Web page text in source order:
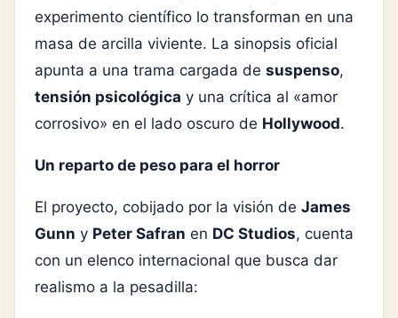
experimento científico lo transforman en una
masa de arcilla viviente. La sinopsis oficial
apunta a una trama cargada de suspenso,
tensión psicológica y una crítica al «amor
corrosivo» en el lado oscuro de Hollywood.
Un reparto de peso para el horror
El proyecto, cobijado por la visión de James
Gunn y Peter Safran en DC Studios, cuenta
con un elenco internacional que busca dar
realismo a la pesadilla: